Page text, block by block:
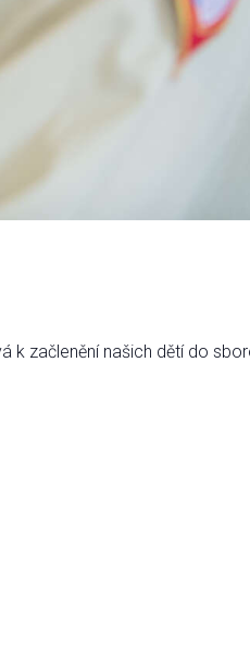
k začlenění našich dětí do